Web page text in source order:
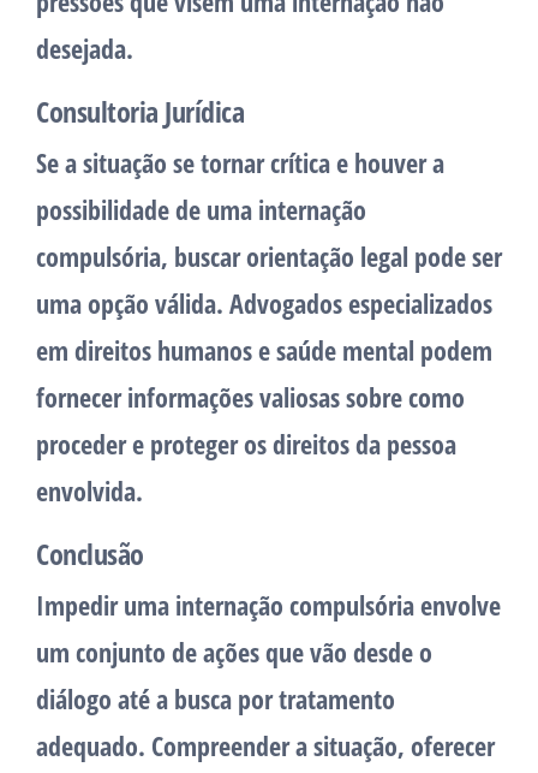
desejada.
Consultoria Jurídica
Se a situação se tornar crítica e houver a
possibilidade de uma internação
compulsória, buscar orientação legal pode ser
uma opção válida. Advogados especializados
em direitos humanos e saúde mental podem
fornecer informações valiosas sobre como
proceder e proteger os direitos da pessoa
envolvida.
Conclusão
Impedir uma internação compulsória envolve
um conjunto de ações que vão desde o
diálogo até a busca por tratamento
adequado. Compreender a situação, oferecer